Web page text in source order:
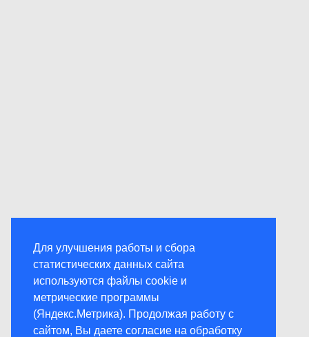
Для улучшения работы и сбора
статистических данных сайта
используются файлы cookie и
метрические программы
(Яндекс.Метрика). Продолжая работу с
сайтом, Вы даете согласие на обработку